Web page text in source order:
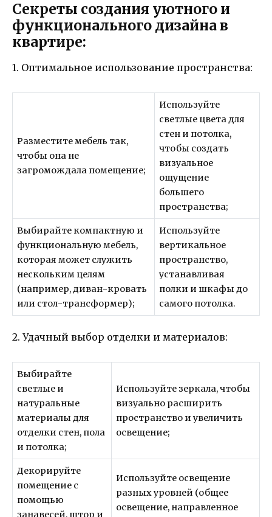
Секреты создания уютного и
функционального дизайна в
квартире:
1. Оптимальное использование пространства:
Разместите мебель так,
чтобы она не
загромождала помещение;
Используйте
светлые цвета для
стен и потолка,
чтобы создать
визуальное
ощущение
большего
пространства;
Выбирайте компактную и
функциональную мебель,
которая может служить
нескольким целям
(например, диван-кровать
или стол-трансформер);
Используйте
вертикальное
пространство,
устанавливая
полки и шкафы до
самого потолка.
2. Удачный выбор отделки и материалов:
Выбирайте
светлые и
натуральные
материалы для
отделки стен, пола
и потолка;
Используйте зеркала, чтобы
визуально расширить
пространство и увеличить
освещение;
Декорируйте
помещение с
помощью
занавесей, штор и
Используйте освещение
разных уровней (общее
освещение, направленное